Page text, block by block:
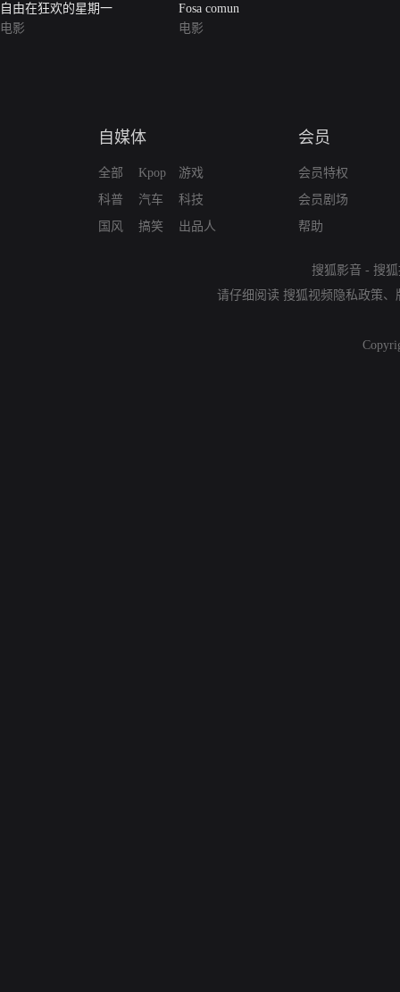
自由在狂欢的星期一
电影
Fosa comun
电影
自媒体
全部
科普
国风
Kpop
汽车
搞笑
游戏
科技
出品人
会员
会员特权
会员剧场
帮助
搜狐影音 - 搜
请仔细阅读 搜狐视频隐私政策、